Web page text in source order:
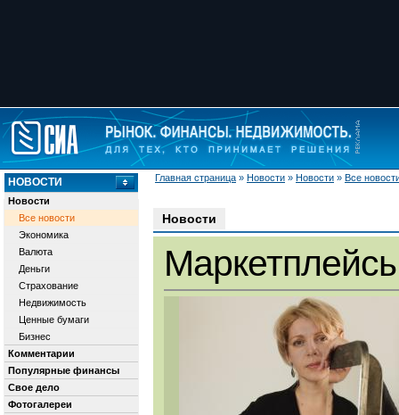
Главная страница » Новости » Новости » Все
НОВОСТИ
Новости
Все новости
Экономика
Валюта
Деньги
Страхование
Недвижимость
Ценные бумаги
Бизнес
Комментарии
Популярные финансы
Свое дело
Фотогалереи
Новости